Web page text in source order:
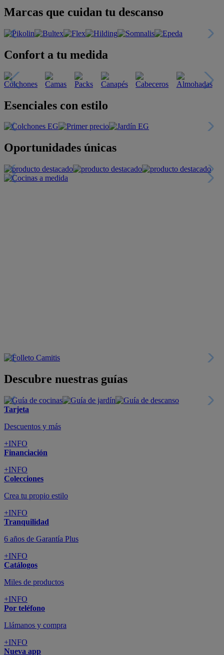
Marcas que cuidan tu descanso
Confort a tu medida
Esenciales con estilo
Oportunidades únicas
Descubre nuestras guías
Tarjeta
Descuentos y más
+INFO
Financiación
+INFO
Colecciones
Crea tu propio estilo
+INFO
Tranquilidad
6 años de Garantía Plus
+INFO
Catálogos
Miles de productos
+INFO
Por teléfono
Llámanos y compra
+INFO
Nueva app